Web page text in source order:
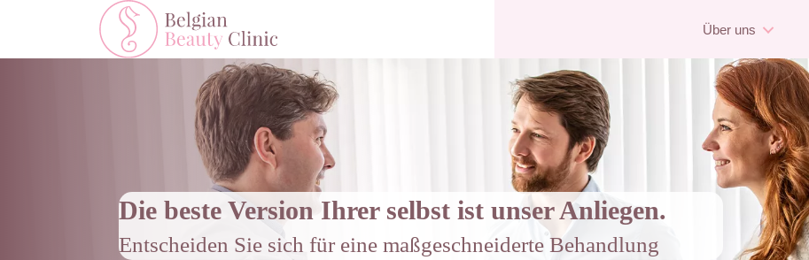
Über uns
Die beste Version Ihrer selbst ist unser Anliegen.
Entscheiden Sie sich für eine maßgeschneiderte Behandlung